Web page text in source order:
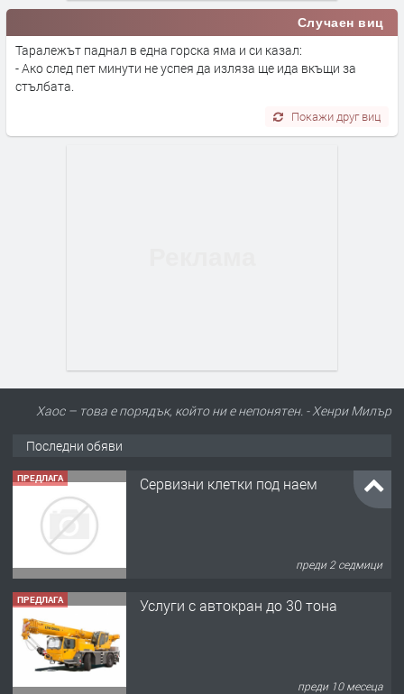
Случаен виц
Таралежът паднал в една горска яма и си казал:
- Ако след пет минути не успея да изляза ще ида вкъщи за
стълбата.
Покажи друг виц
Хаос – това е порядък, който ни е непонятен. - Хенри Милър
Последни обяви
ПРЕДЛАГА Сервизни клетки под наем
преди 2 седмици
преди 10 месеца
ПРЕДЛАГА